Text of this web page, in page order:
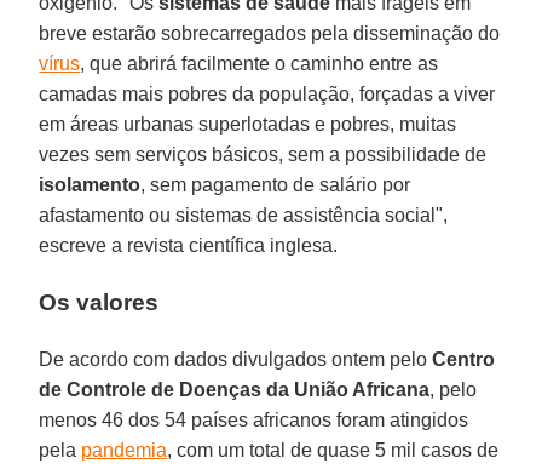
breve estarão sobrecarregados pela disseminação do
vírus, que abrirá facilmente o caminho entre as
camadas mais pobres da população, forçadas a viver
em áreas urbanas superlotadas e pobres, muitas
vezes sem serviços básicos, sem a possibilidade de
isolamento, sem pagamento de salário por
afastamento ou sistemas de assistência social",
escreve a revista científica inglesa.
Os valores
De acordo com dados divulgados ontem peloCentro
de Controle de Doenças da União Africana, pelo
menos 46 dos 54 países africanos foram atingidos
pela pandemia, com um total de quase 5 mil casos de